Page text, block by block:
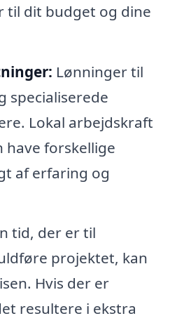
til dit budget og dine
Lønninger til
specialiserede
Lokal arbejdskraft
forskellige
af erfaring og
tid, der er til
projektet, kan
Hvis der er
resultere i ekstra